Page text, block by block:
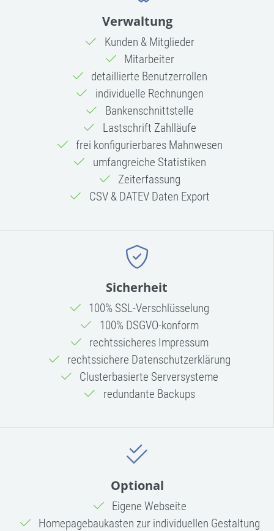
Verwaltung
Kunden & Mitglieder
Mitarbeiter
detaillierte Benutzerrollen
individuelle Rechnungen
Bankenschnittstelle
Lastschrift Zahlläufe
frei konfigurierbares Mahnwesen
umfangreiche Statistiken
Zeiterfassung
CSV & DATEV Daten Export
Sicherheit
100% SSL-Verschlüsselung
100% DSGVO-konform
rechtssicheres Impressum
rechtssichere Datenschutzerklärung
Clusterbasierte Serversysteme
redundante Backups
Optional
Eigene Webseite
Homepagebaukasten zur individuellen Gestaltung